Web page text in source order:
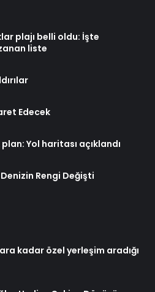
plajı belli oldu: İşte
liste
Edecek
Yol haritası açıklandı
Rengi Değişti
kadar özel yerleşim aradığı